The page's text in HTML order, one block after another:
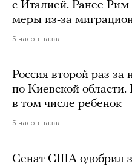
с Италией. Ранее Рим
меры из-за
5 часов назад
Россия второй раз
по Киевской области.
в том числе ребенок
5 часов назад
Сенат США одобрил